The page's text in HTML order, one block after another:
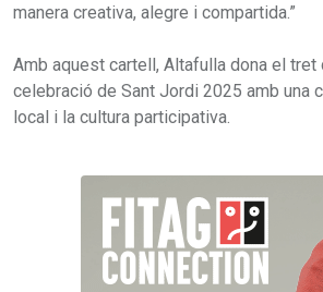
manera creativa, alegre i compartida.”
Amb aquest cartell, Altafulla dona el tret
celebració de Sant Jordi 2025 amb una
local i la cultura participativa.